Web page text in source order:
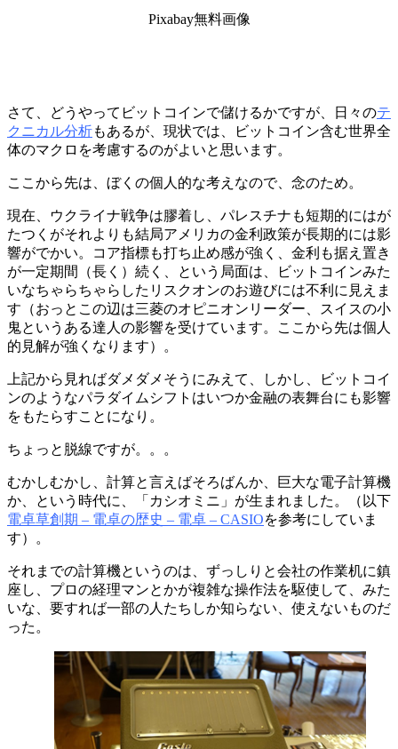
Pixabay無料画像
さて、どうやってビットコインで儲けるかですが、日々のテ
クニカル分析もあるが、現状では、ビットコイン含む世界全
体のマクロを考慮するのがよいと思います。
ここから先は、ぼくの個人的な考えなので、念のため。
現在、ウクライナ戦争は膠着し、パレスチナも短期的にはが
たつくがそれよりも結局アメリカの金利政策が長期的には影
響がでかい。コア指標も打ち止め感が強く、金利も据え置き
が一定期間（長く）続く、という局面は、ビットコインみた
いなちゃらちゃらしたリスクオンのお遊びには不利に見えま
す（おっとこの辺は三菱のオピニオンリーダー、スイスの小
鬼というある達人の影響を受けています。ここから先は個人
的見解が強くなります）。
上記から見ればダメダメそうにみえて、しかし、ビットコイ
ンのようなパラダイムシフトはいつか金融の表舞台にも影響
をもたらすことになり。
ちょっと脱線ですが。。。
むかしむかし、計算と言えばそろばんか、巨大な電子計算機
か、という時代に、「カシオミニ」が生まれました。（以下
電卓草創期 – 電卓の歴史 – 電卓 – CASIOを参考にしていま
す）。
それまでの計算機というのは、ずっしりと会社の作業机に鎮
座し、プロの経理マンとかが複雑な操作法を駆使して、みた
いな、要すれば一部の人たちしか知らない、使えないものだ
った。